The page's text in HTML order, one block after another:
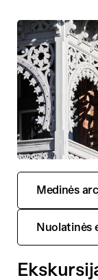
Medinės
Nuolatinės